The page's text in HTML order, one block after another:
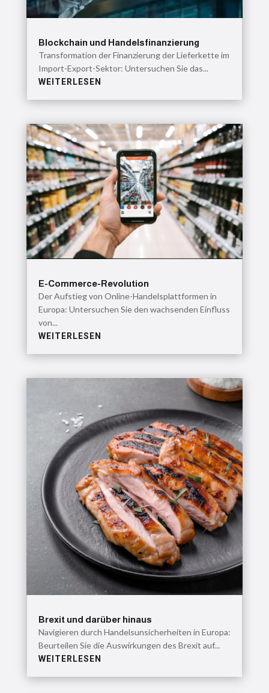
Blockchain und Handelsfinanzierung
Transformation der Finanzierung der Lieferkette im
Import-Export-Sektor: Untersuchen Sie das...
WEITERLESEN
E-Commerce-Revolution
Der Aufstieg von Online-Handelsplattformen in
Europa: Untersuchen Sie den wachsenden Einfluss
von...
WEITERLESEN
Brexit und darüber hinaus
Navigieren durch Handelsunsicherheiten in Europa:
Beurteilen Sie die Auswirkungen des Brexit auf...
WEITERLESEN